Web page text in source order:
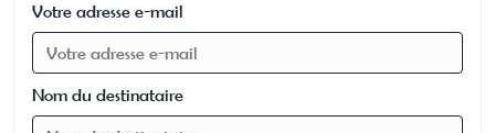
Votre adresse e-mail
Nom du destinataire